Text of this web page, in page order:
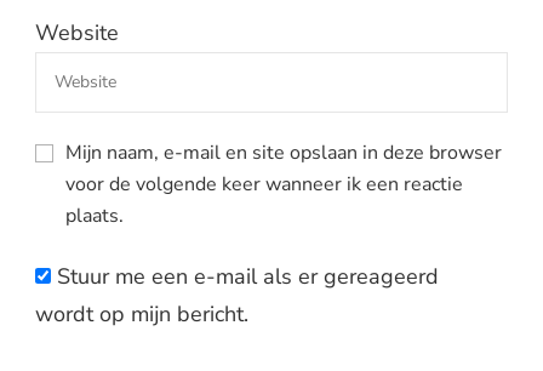
Website
Mijn naam, e-mail en site opslaan in deze browser
voor de volgende keer wanneer ik een reactie
plaats.
Stuur me een e-mail als er gereageerd
wordt op mijn bericht.